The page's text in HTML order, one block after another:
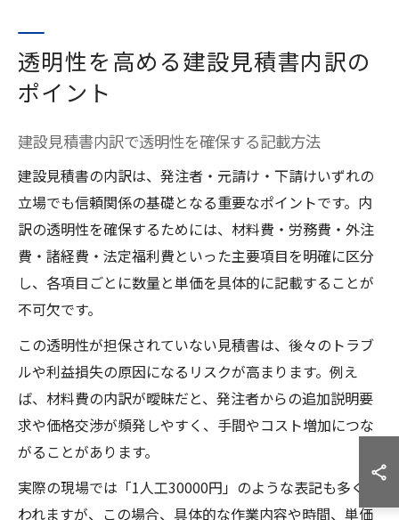
透明性を高める建設見積書内訳の
ポイント
建設見積書内訳で透明性を確保する記載方法
建設見積書の内訳は、発注者・元請け・下請けいずれの
立場でも信頼関係の基礎となる重要なポイントです。内
訳の透明性を確保するためには、材料費・労務費・外注
費・諸経費・法定福利費といった主要項目を明確に区分
し、各項目ごとに数量と単価を具体的に記載することが
不可欠です。
この透明性が担保されていない見積書は、後々のトラブ
ルや利益損失の原因になるリスクが高まります。例え
ば、材料費の内訳が曖昧だと、発注者からの追加説明要
求や価格交渉が頻発しやすく、手間やコスト増加につな
がることがあります。
実際の現場では「1人工30000円」のような表記も多く使
われますが、この場合、具体的な作業内容や時間、単価